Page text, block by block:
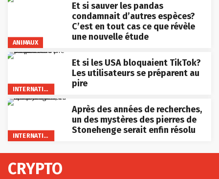
ANIMAUX
Et si sauver les pandas
condamnait d’autres espèces?
C’est en tout cas ce que révèle
une nouvelle étude
INTERNATIONAL
Et si les USA bloquaient TikTok?
Les utilisateurs se préparent au
pire
INTERNATIONAL
Après des années de recherches,
un des mystères des pierres de
Stonehenge serait enfin résolu
CRYPTO